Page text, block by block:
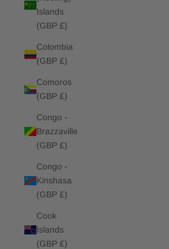
Islands
(GBP £)
Colombia
(GBP £)
Comoros
(GBP £)
Congo -
Brazzaville
(GBP £)
Congo -
Kinshasa
(GBP £)
Cook
Islands
(GBP £)